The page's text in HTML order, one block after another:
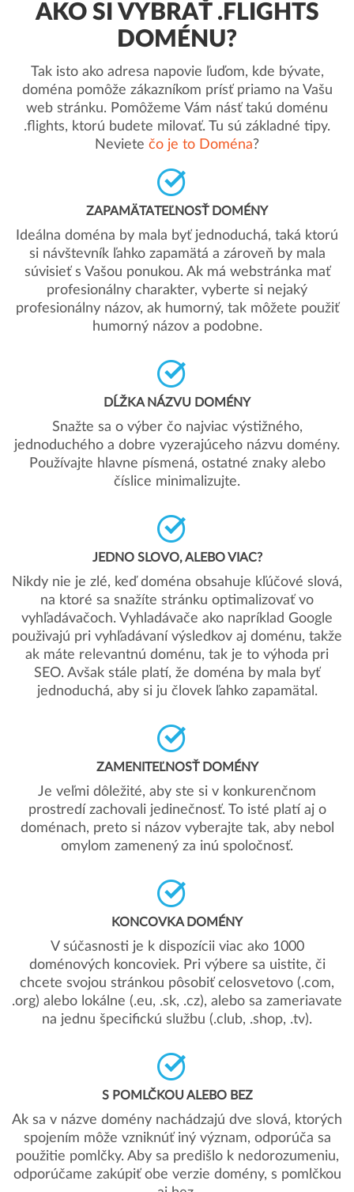
AKO SI VYBRAŤ .FLIGHTS
DOMÉNU?
Tak isto ako adresa napovie ľuďom, kde bývate,
doména pomôže zákazníkom prísť priamo na Vašu
web stránku. Pomôžeme Vám násť takú doménu
.flights, ktorú budete milovať. Tu sú základné tipy.
Neviete čo je to Doména?
ZAPAMÄTATEĽNOSŤ DOMÉNY
Ideálna doména by mala byť jednoduchá, taká ktorú
si návštevník ľahko zapamätá a zároveň by mala
súvisieť s Vašou ponukou. Ak má webstránka mať
profesionálny charakter, vyberte si nejaký
profesionálny názov, ak humorný, tak môžete použiť
humorný názov a podobne.
DĹŽKA NÁZVU DOMÉNY
Snažte sa o výber čo najviac výstižného,
jednoduchého a dobre vyzerajúceho názvu domény.
Používajte hlavne písmená, ostatné znaky alebo
číslice minimalizujte.
JEDNO SLOVO, ALEBO VIAC?
Nikdy nie je zlé, keď doména obsahuje kľúčové slová,
na ktoré sa snažíte stránku optimalizovať vo
vyhľadávačoch. Vyhladávače ako napríklad Google
použivajú pri vyhľadávaní výsledkov aj doménu, takže
ak máte relevantnú doménu, tak je to výhoda pri
SEO. Avšak stále platí, že doména by mala byť
jednoduchá, aby si ju človek ľahko zapamätal.
ZAMENITEĽNOSŤ DOMÉNY
Je veľmi dôležité, aby ste si v konkurenčnom
prostredí zachovali jedinečnosť. To isté platí aj o
doménach, preto si názov vyberajte tak, aby nebol
omylom zamenený za inú spoločnosť.
KONCOVKA DOMÉNY
V súčasnosti je k dispozícii viac ako 1000
doménových koncoviek. Pri výbere sa uistite, či
chcete svojou stránkou pôsobiť celosvetovo (.com,
.org) alebo lokálne (.eu, .sk, .cz), alebo sa zameriavate
na jednu špecifickú službu (.club, .shop, .tv).
S POMLČKOU ALEBO BEZ
Ak sa v názve domény nachádzajú dve slová, ktorých
spojením môže vzniknúť iný význam, odporúča sa
použitie pomlčky. Aby sa predišlo k nedorozumeniu,
odporúčame zakúpiť obe verzie domény, s pomlčkou